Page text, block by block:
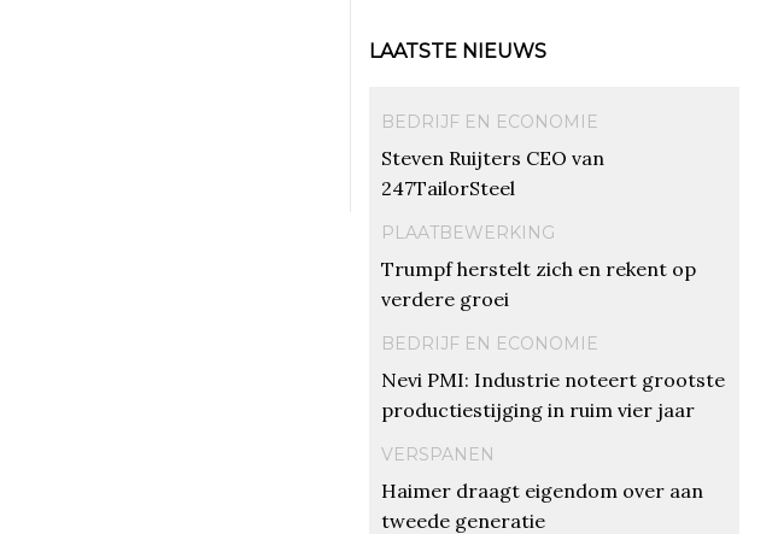
LAATSTE NIEUWS
BEDRIJF EN ECONOMIE
Steven Ruijters CEO van
247TailorSteel
PLAATBEWERKING
Trumpf herstelt zich en rekent op
verdere groei
BEDRIJF EN ECONOMIE
Nevi PMI: Industrie noteert grootste
productiestijging in ruim vier jaar
VERSPANEN
Haimer draagt eigendom over aan
tweede generatie